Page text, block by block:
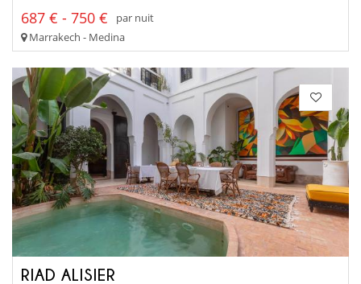
687 € - 750 €
par nuit
Marrakech - Medina
RIAD ALISIER